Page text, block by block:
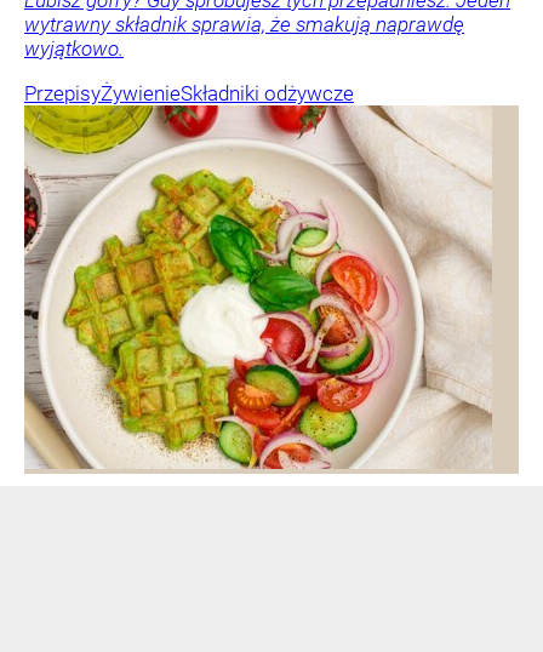
wytrawny składnik sprawia, że smakują naprawdę
wyjątkowo.
PrzepisyŻywienieSkładniki odżywcze